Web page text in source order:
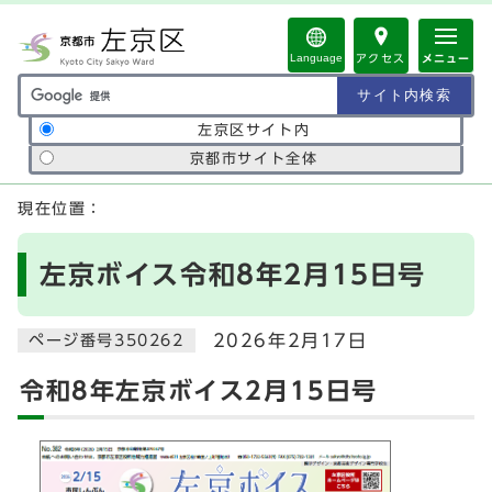
Language アクセス メニュー
サイト内検索の範囲
左京区サイト内
京都市サイト全体
ここから本文です
現在位置：
左京ボイス令和8年2月15日号
ページ番号350262 2026年2月17日
令和8年左京ボイス2月15日号